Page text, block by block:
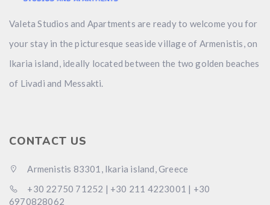
Valeta Studios and Apartments are ready to welcome you for
your stay in the picturesque seaside village of Armenistis, on
Ikaria island, ideally located between the two golden beaches
of Livadi and Messakti.
CONTACT US
Αrmenistis 83301, Ikaria island, Greece
+30 22750 71252 | +30 211 4223001 | +30
6970828062